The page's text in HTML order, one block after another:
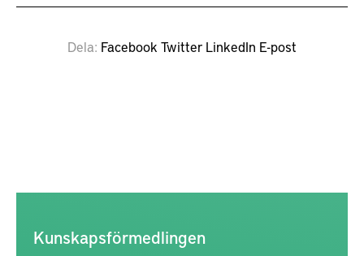
Dela Facebook Twitter LinkedIn E-post
Kunskapsförmedlingen